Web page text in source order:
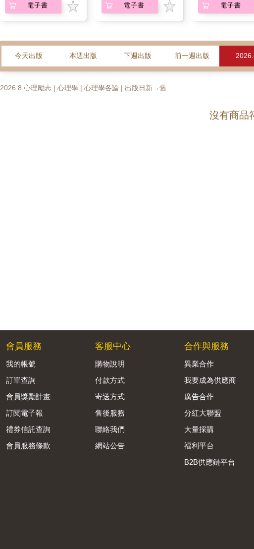
電子書 電子書 電子書
今天出版 本週出版 下週出版 前一週出版
2026.8 心理勵志 | 心理學 | 心理學各論 | 出版日新→舊
沒有商品
會員服務
我的帳號
訂單查詢
會員獎勵計畫
訂閱電子報
禮券信託查詢
會員服務條款
客服中心
購物說明
付款方式
寄送方式
售後服務
聯絡我們
網站公告
合作與服務
異業合作
我要成為供應商
廣告合作
分紅大聯盟
大量採購
福利平台
B2B供應鏈平台